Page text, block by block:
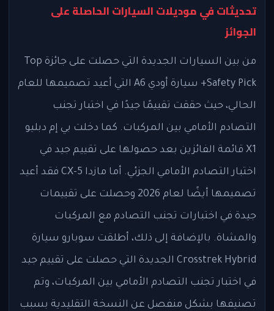
تحديثات في موديلات السيارات الحاصلة على
الجوائز
من بين السيارات الجديدة التي حصلت على جائزة Top
Safety Pick+ سيارة أودي A6 التي أعيد تصميمها للعام
الحالي، حيث حققت تقييمًا جيدًا في اختبار تجنب
التصادم الأمامي بين المركبات. كما دخلت بي إم دبليو
X1 قائمة الفائزين بعد حصولها على تقييم جيد في
اختبار التصادم الأمامي الجزئي. أما مازدا CX-5 فقد أعيد
تصميمها أيضًا لعام 2026 وحصلت على تقييمات
جيدة في اختبارات تجنب التصادم مع المركبات
والمشاة. بالإضافة إلى ذلك، أطلقت سوبارو سيارة
Crosstrek Hybrid الجديدة التي حصلت على تقييم جيد
في اختبار تجنب التصادم الأمامي بين المركبات، وتم
تصنيفها بشكل منفصل عن النسخة التقليدية بسبب